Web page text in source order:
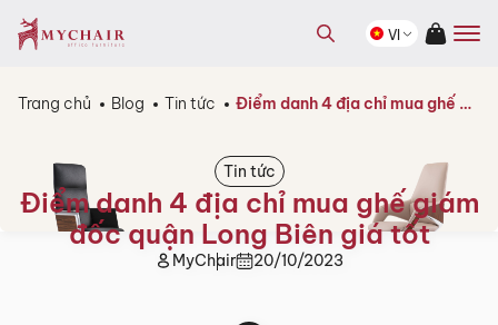
phẩm
Tìm
kiếmVI
Trang chủ Blog Tin tức Điểm danh 4 địa chỉ mua ghế giám đốc quận Long Biên giá tốt
Tin tức
Điểm danh 4 địa chỉ mua ghế giám
đốc quận Long Biên giá tốt
MyChair 20/10/2023